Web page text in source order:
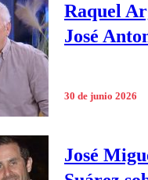
Raquel
José
30 de junio 2026
José